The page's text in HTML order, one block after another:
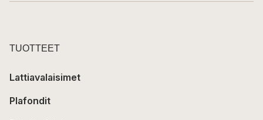
TUOTTEET
Lattiavalaisimet
Plafondit